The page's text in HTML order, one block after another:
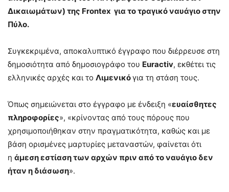
Δικαιωμάτων) της Frontex για το τραγικό ναυάγιο στην
Πύλο.
Συγκεκριμένα, αποκαλυπτικό έγγραφο που διέρρευσε στη
δημοσιότητα από δημοσιογράφο του Euractiv, εκθέτει τις
ελληνικές αρχές και το Λιμενικόγια τη στάση τους.
Όπως σημειώνεται στο έγγραφο με ένδειξη «ευαίσθητες
πληροφορίες», «κρίνοντας από τους πόρους που
χρησιμοποιήθηκαν στην πραγματικότητα, καθώς και με
βάση ορισμένες μαρτυρίες μεταναστών, φαίνεται ότι
η άμεση εστίαση των αρχών πριν από το ναυάγιο δεν
ήταν η διάσωση».